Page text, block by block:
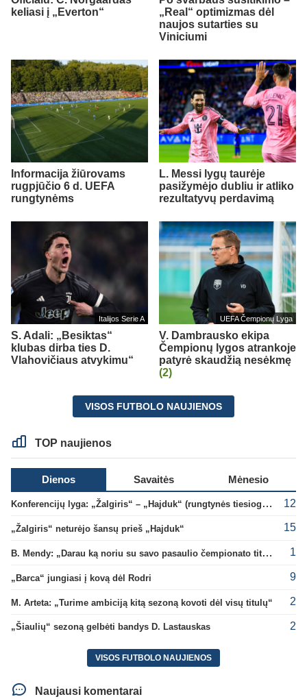
keliasi į „Everton“
„Real“ optimizmas dėl
naujos sutarties su
Viniciumi
Informacija žiūrovams
rugpjūčio 6 d. UEFA
rungtynėms
L. Messi lygų taurėje
pasižymėjo dubliu ir atliko
rezultatyvų perdavimą
Italijos Serie A
S. Adali: „Besiktas“
klubas dirba ties D.
Vlahovičiaus atvykimu“
UEFA Čempionų Lyga
V. Dambrausko ekipa
Čempionų lygos atrankoje
patyrė skaudžią nesėkmę
(2)
VISOS FUTBOLO NAUJIENOS
TOP naujienos
Dienos Savaitės Mėnesio
Konferencijų lyga: „Žalgiris“ – „Hajduk“ (rungtynės tiesiogiai) 12
„Žalgiris“ neturėjo šansų prieš „Hajduk“ 15
B. Mendy: „Darau ką noriu su savo pasaulio čempionato titulu“ 1
„Barca“ jungiasi į kovą dėl Rodri 9
M. Arteta: „Turime ambiciją kitą sezoną kovoti dėl visų titulų“ 2
„Šiaulių“ sezoną gelbėti bandys D. Lastauskas 2
VISOS FUTBOLO NAUJIENOS
Naujausi komentarai